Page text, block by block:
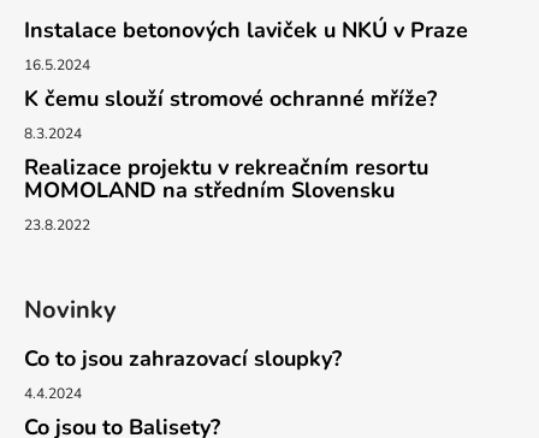
Instalace betonových laviček u NKÚ v Praze
16.5.2024
K čemu slouží stromové ochranné mříže?
8.3.2024
Realizace projektu v rekreačním resortu
MOMOLAND na středním Slovensku
23.8.2022
Novinky
Co to jsou zahrazovací sloupky?
4.4.2024
Co jsou to Balisety?